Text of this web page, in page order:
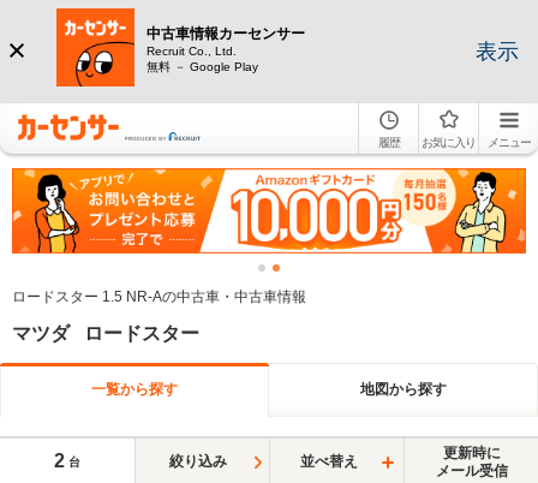
中古車情報カーセンサー
Recruit Co., Ltd.
無料 － Google Play
表示
履歴 お気に入り メニュー
ロードスター 1.5 NR-Aの中古車・中古車情報
マツダ ロードスター
一覧から探す 地図から探す
2 台 絞り込み 並べ替え
更新時に
メール受信